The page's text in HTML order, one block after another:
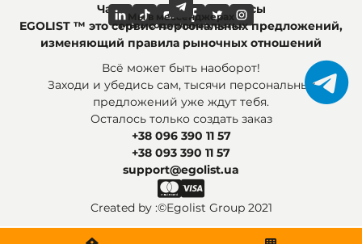
Часто задаваемые вопросы
Мы в социальных сетях
Мы в мессенджерах
EGOLIST ™ это сервис персональных предложений,
изменяющий правила рыночных отношений
Всё может быть наоборот!
Заходи и убедись сам, тысячи персональных
предложений уже ждут тебя.
Осталось только создать заказ
+38 096 390 11 57
+38 093 390 11 57
support@egolist.ua
Created by :©Egolist Group 2021